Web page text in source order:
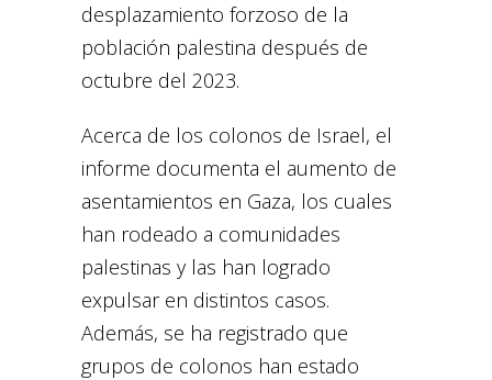
desplazamiento forzoso de la
población palestina después de
octubre del 2023.
Acerca de los colonos de Israel, el
informe documenta el aumento de
asentamientos en Gaza, los cuales
han rodeado a comunidades
palestinas y las han logrado
expulsar en distintos casos.
Además, se ha registrado que
grupos de colonos han estado